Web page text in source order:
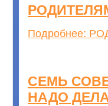
Подробнее:
СЕМЬ
НАДО